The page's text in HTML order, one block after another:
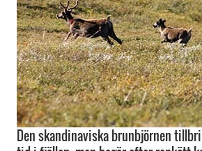
Den skandinaviska brunbjörnen